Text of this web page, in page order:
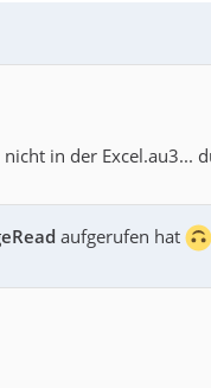
in der Excel.au3...
aufgerufen hat